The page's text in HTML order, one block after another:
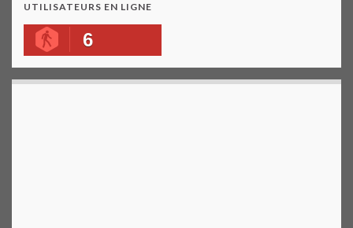
UTILISATEURS EN LIGNE
6